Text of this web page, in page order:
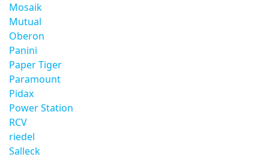
Mosaik
Mutual
Oberon
Panini
Paper Tiger
Paramount
Pidax
Power Station
RCV
riedel
Salleck